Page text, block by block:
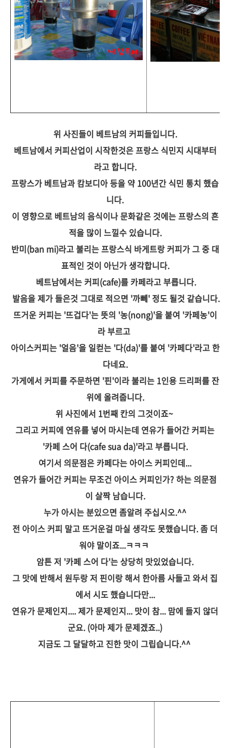
위 사진들이 베트남의 커피들입니다.
베트남에서 커피산업이 시작한것은 프랑스 식민지 시대부터
라고 합니다.
프랑스가 베트남과 캄보디아 등을 약 100년간 식민 통치 했습
니다.
이 영향으로 베트남의 음식이나 문화같은 것에는 프랑스의 흔
적을 많이 느낄수 있습니다.
반미(ban mi)라고 불리는 프랑스식 바게트랑 커피가 그 중 대
표적인 것이 아닌가 생각합니다.
베트남에서는 커피(cafe)를 카페라고 부릅니다.
발음을 제가 들은것 그대로 적으면 '까뻬' 정도 될것 같습니다.
뜨거운 커피는 '뜨겁다'는 뜻의 '농(nong)'을 붙여 '카페농'이
라 부르고
아이스커피는 '얼음'을 일컫는 '다(da)'를 붙여 '카페다'라고 한
다네요.
가게에서 커피를 주문하면 '핀'이라 불리는 1인용 드리퍼를 잔
위에 올려줍니다.
위 사진에서 1번째 칸의 그것이죠~
그리고 커피에 연유를 넣어 마시는데 연유가 들어간 커피는
'카페 스어 다(cafe sua da)'라고 부릅니다.
여기서 의문점은 카페다는 아이스 커피인데...
연유가 들어간 커피는 무조건 아이스 커피인가? 하는 의문점
이 살짝 남습니다.
누가 아시는 분있으면 좀알려 주십시오.^^
전 아이스 커피 말고 뜨거운걸 마실 생각도 못했습니다. 좀 더
워야 말이죠...ㅋㅋㅋ
암튼 저 '카페 스어 다'는 상당히 맛있었습니다.
그 맛에 반해서 원두랑 저 핀이랑 해서 한아름 사들고 와서 집
에서 시도 했습니다만...
연유가 문제인지.... 제가 문제인지... 맛이 참... 맘에 들지 않더
군요. (아마 제가 문제겠죠..)
지금도 그 달달하고 진한 맛이 그립습니다.^^